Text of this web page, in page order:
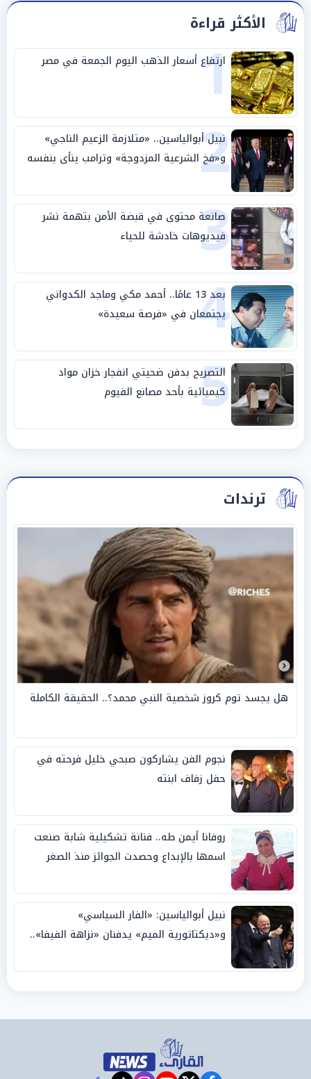
الأكثر قراءة
1
ارتفاع أسعار الذهب اليوم الجمعة في مصر
2
نبيل أبوالياسين.. «متلازمة الزعيم الناجي»
و«فخ الشرعية المزدوجة» وترامب ينأى بنفسه
وحليفه في «ميتم استراتيجي»
3
صانعة محتوى في قبضة الأمن بتهمة نشر
فيديوهات خادشة للحياء
4 بعد 13 عامًا.. أحمد مكي وماجد الكدواني
يجتمعان في «فرصة سعيدة»
5
التصريح بدفن ضحيتي انفجار خزان مواد
كيميائية بأحد مصانع الفيوم
ترندات
هل يجسد توم كروز شخصية النبي محمد؟.. الحقيقة الكاملة
نجوم الفن يشاركون صبحي خليل فرحته في
حفل زفاف ابنته
روفانا أيمن طه.. فنانة تشكيلية شابة صنعت
اسمها بالإبداع وحصدت الجوائز منذ الصغر
نبيل أبوالياسين: «الفار السياسي»
و«ديكتاتورية الميم» يدفنان «نزاهة الفيفا»..